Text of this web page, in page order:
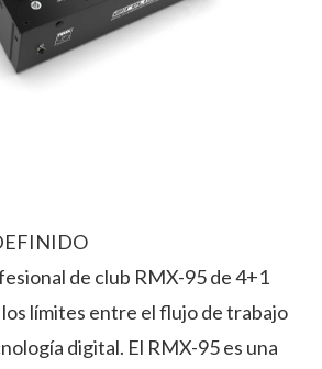
de club RMX-95 de 4+1
límites entre el flujo de trabajo
digital. El RMX-95 es una